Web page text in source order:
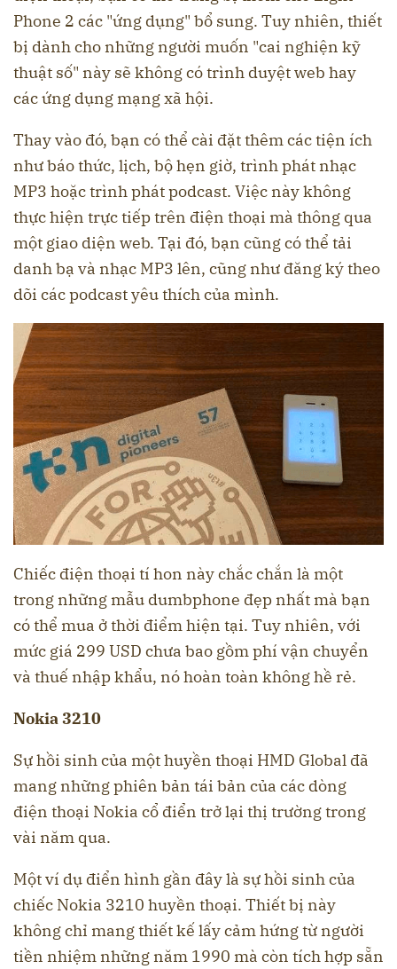
Phone 2 các "ứng dụng" bổ sung. Tuy nhiên, thiết
bị dành cho những người muốn "cai nghiện kỹ
thuật số" này sẽ không có trình duyệt web hay
các ứng dụng mạng xã hội.
Thay vào đó, bạn có thể cài đặt thêm các tiện ích
như báo thức, lịch, bộ hẹn giờ, trình phát nhạc
MP3 hoặc trình phát podcast. Việc này không
thực hiện trực tiếp trên điện thoại mà thông qua
một giao diện web. Tại đó, bạn cũng có thể tải
danh bạ và nhạc MP3 lên, cũng như đăng ký theo
dõi các podcast yêu thích của mình.
Chiếc điện thoại tí hon này chắc chắn là một
trong những mẫu dumbphone đẹp nhất mà bạn
có thể mua ở thời điểm hiện tại. Tuy nhiên, với
mức giá 299 USD chưa bao gồm phí vận chuyển
và thuế nhập khẩu, nó hoàn toàn không hề rẻ.
Nokia 3210
Sự hồi sinh của một huyền thoại HMD Global đã
mang những phiên bản tái bản của các dòng
điện thoại Nokia cổ điển trở lại thị trường trong
vài năm qua.
Một ví dụ điển hình gần đây là sự hồi sinh của
chiếc Nokia 3210 huyền thoại. Thiết bị này
không chỉ mang thiết kế lấy cảm hứng từ người
tiền nhiệm những năm 1990 mà còn tích hợp sẵn